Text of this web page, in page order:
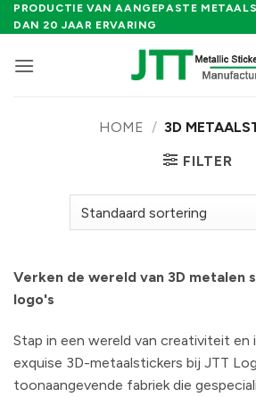
Ga
naar
PRODUCTIE VAN AANGEPASTE
DAN 20 JAAR ERVARING
HOME / 3D
FILTER
Verken de wereld van 3D metalen
logo's
Stap in een wereld van creativiteit
exquise 3D-metaalstickers bij JTT
toonaangevende fabriek die